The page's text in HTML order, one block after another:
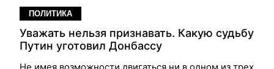
ПОЛИТИКА
Уважать нельзя признавать. Какую судьбу
Путин уготовил Донбассу